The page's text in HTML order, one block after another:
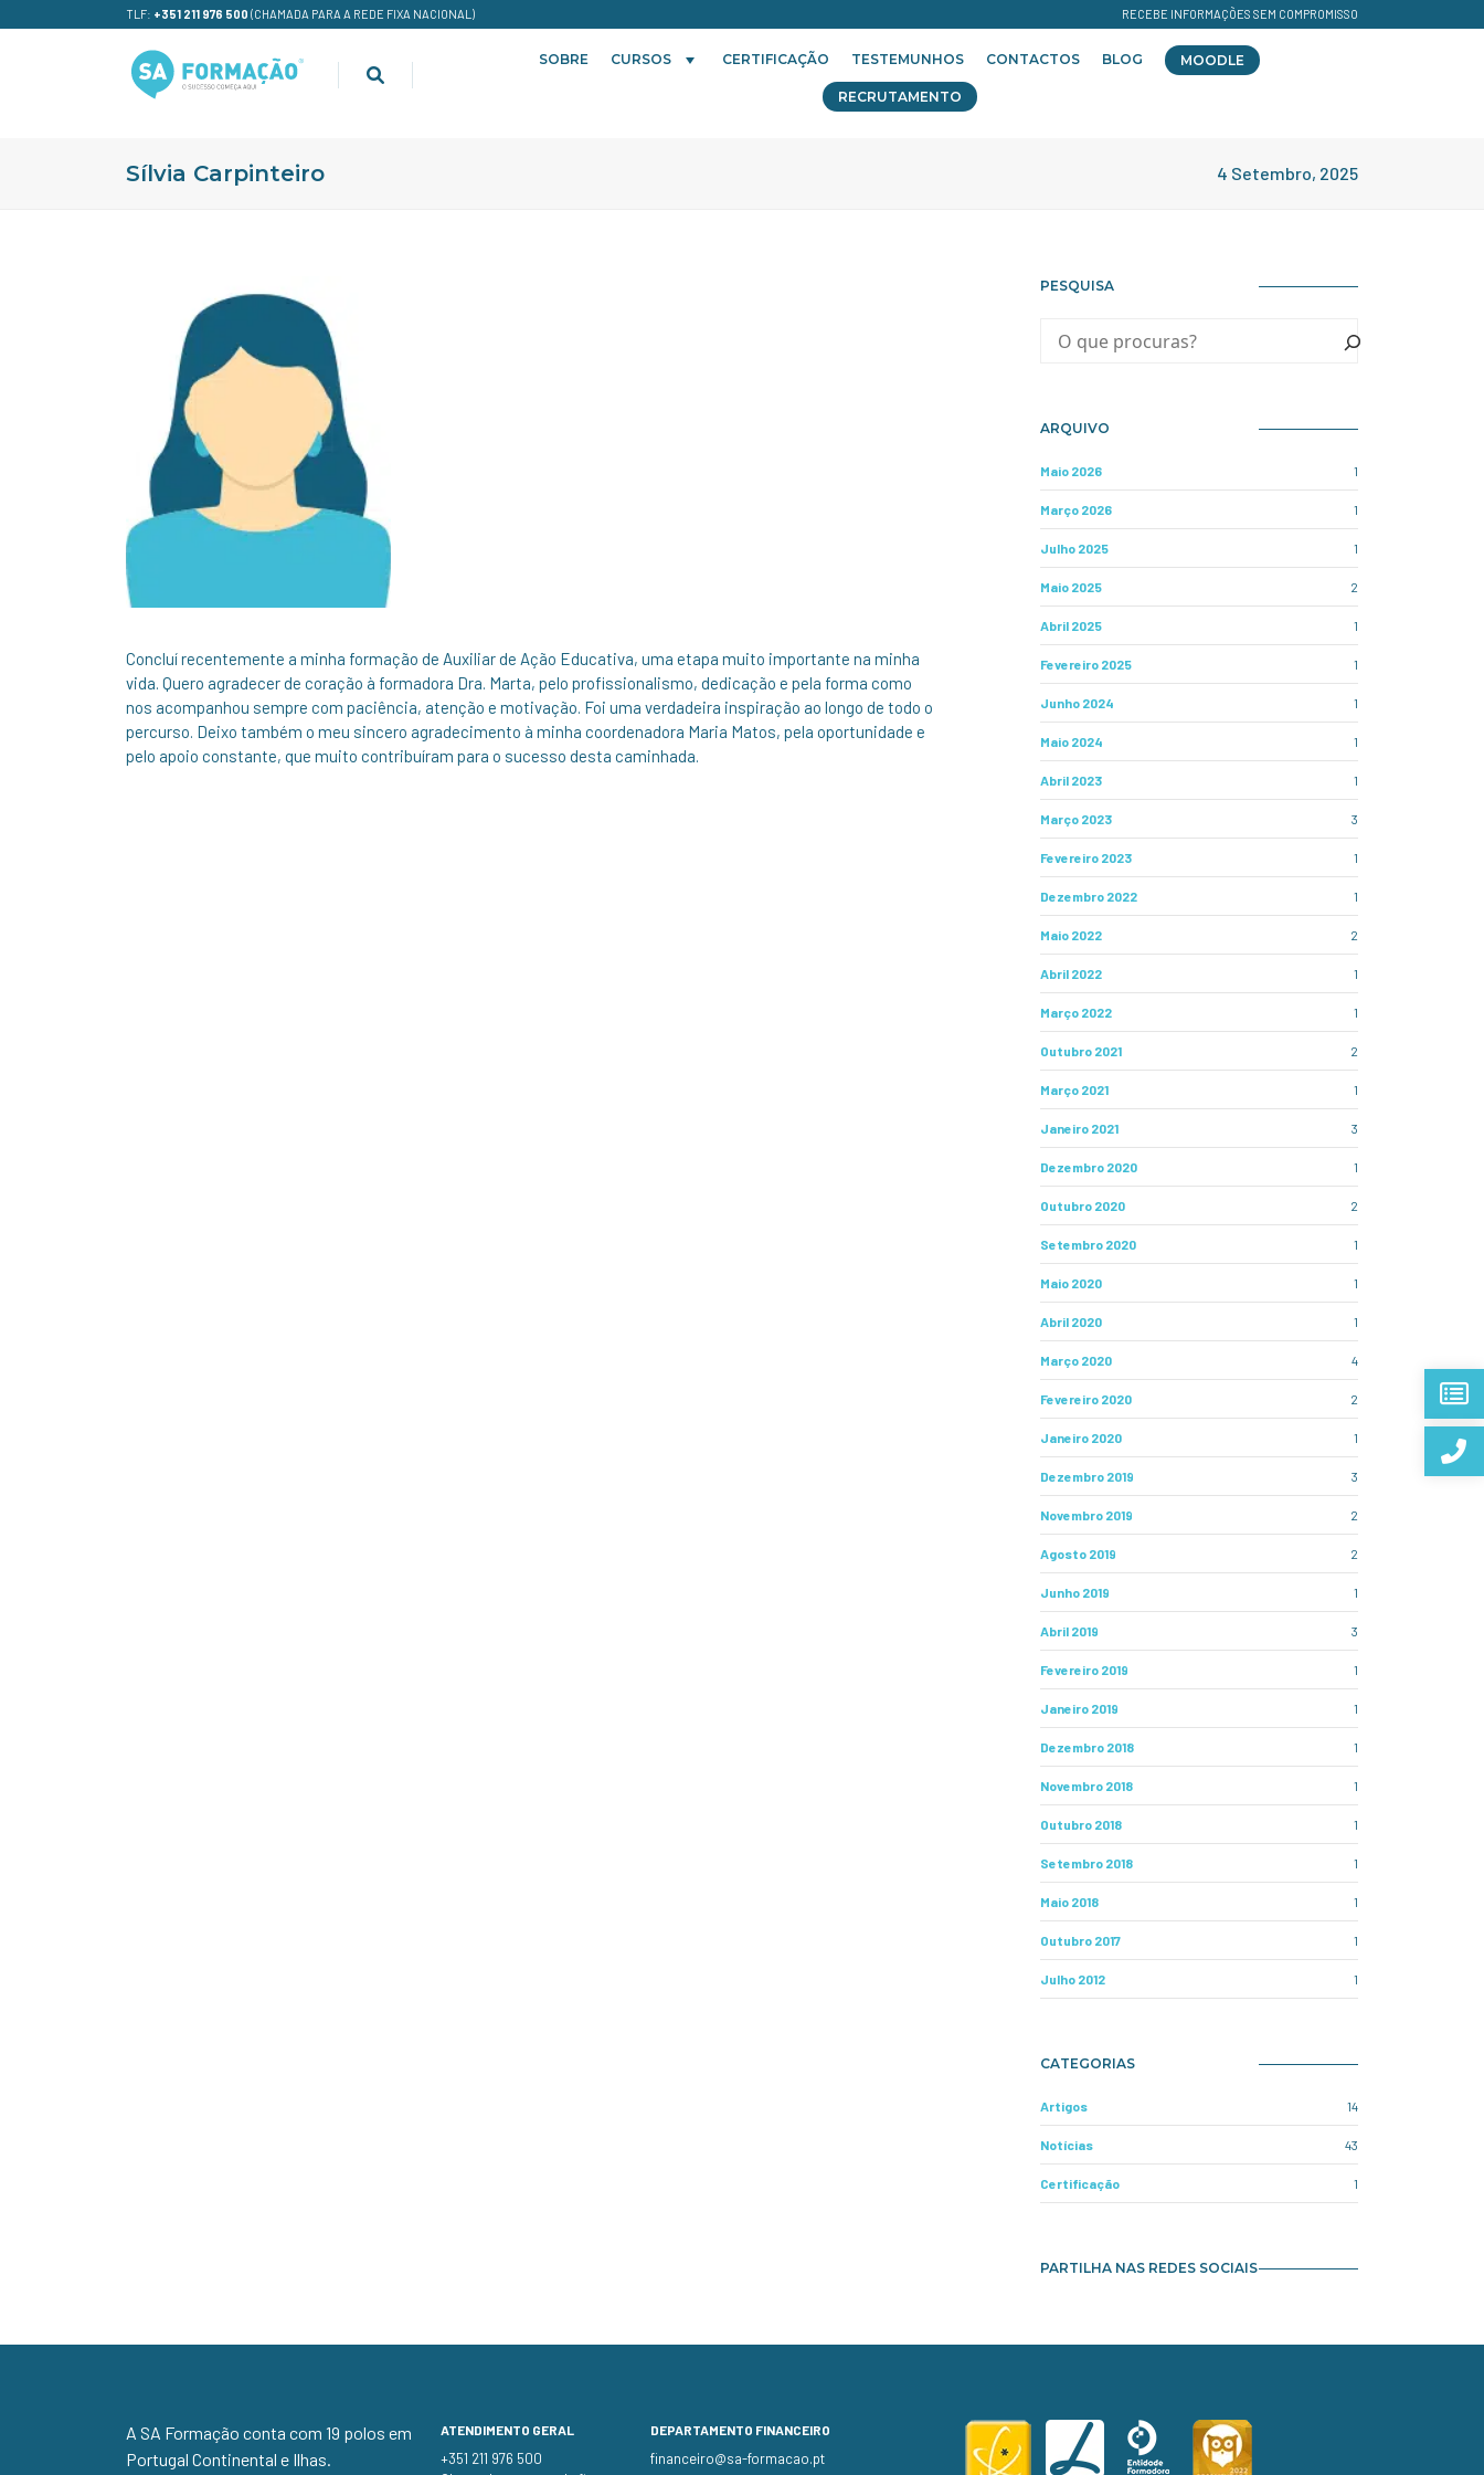
TLF: +351 211 976 500 (CHAMADA PARA A REDE FIXA NACIONAL) RECEBE INFORMAÇÕES SEM COMPROMISSO
SOBRE CURSOS CERTIFICAÇÃO TESTEMUNHOS CONTACTOS BLOG MOODLE
RECRUTAMENTO
Sílvia Carpinteiro 4 Setembro, 2025
Concluí recentemente a minha formação de Auxiliar de Ação Educativa, uma etapa muito importante na minha
vida. Quero agradecer de coração à formadora Dra. Marta, pelo profissionalismo, dedicação e pela forma como
nos acompanhou sempre com paciência, atenção e motivação. Foi uma verdadeira inspiração ao longo de todo o
percurso. Deixo também o meu sincero agradecimento à minha coordenadora Maria Matos, pela oportunidade e
pelo apoio constante, que muito contribuíram para o sucesso desta caminhada.
PESQUISA
ARQUIVO
Maio 2026 1
Março 2026 1
Julho 2025 1
Maio 2025 2
Abril 2025 1
Fevereiro 2025 1
Junho 2024 1
Maio 2024 1
Abril 2023 1
Março 2023 3
Fevereiro 2023 1
Dezembro 2022 1
Maio 2022 2
Abril 2022 1
Março 2022 1
Outubro 2021 2
Março 2021 1
Janeiro 2021 3
Dezembro 2020 1
Outubro 2020 2
Setembro 2020 1
Maio 2020 1
Abril 2020 1
Março 2020 4
Fevereiro 2020 2
Janeiro 2020 1
Dezembro 2019 3
Novembro 2019 2
Agosto 2019 2
Junho 2019 1
Abril 2019 3
Fevereiro 2019 1
Janeiro 2019 1
Dezembro 2018 1
Novembro 2018 1
Outubro 2018 1
Setembro 2018 1
Maio 2018 1
Outubro 2017 1
Julho 2012 1
CATEGORIAS
Artigos 14
Notícias 43
Certificação 1
PARTILHA NAS REDES SOCIAIS
A SA Formação conta com 19 polos em
Portugal Continental e Ilhas.
ATENDIMENTO GERAL
+351 211 976 500
DEPARTAMENTO FINANCEIRO
financeiro@sa-formacao.pt